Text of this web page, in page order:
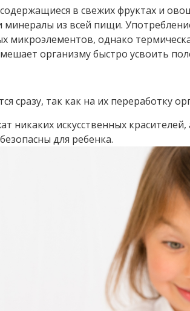
в свежих фруктах и
минералы из всей пищи.
микроэлементов, однако
мешает организму быстро усвоить
сразу, так как на их переработку
никаких искусственных
для ребенка.